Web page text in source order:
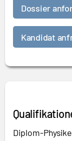
Dossier
Kandidat
Diplom-